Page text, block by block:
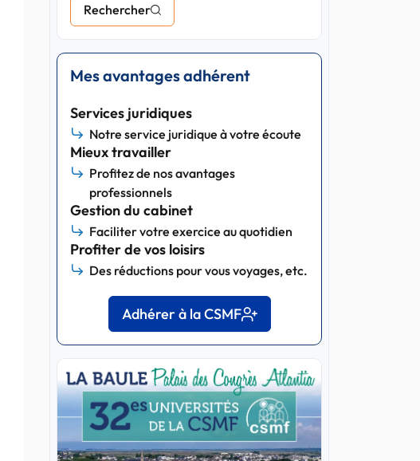
Rechercher
Mes avantages adhérent
Services juridiques
Notre service juridique à votre écoute
Mieux travailler
Profitez de nos avantages
professionnels
Gestion du cabinet
Faciliter votre exercice au quotidien
Profiter de vos loisirs
Des réductions pour vous voyages, etc.
Adhérer à la CSMF